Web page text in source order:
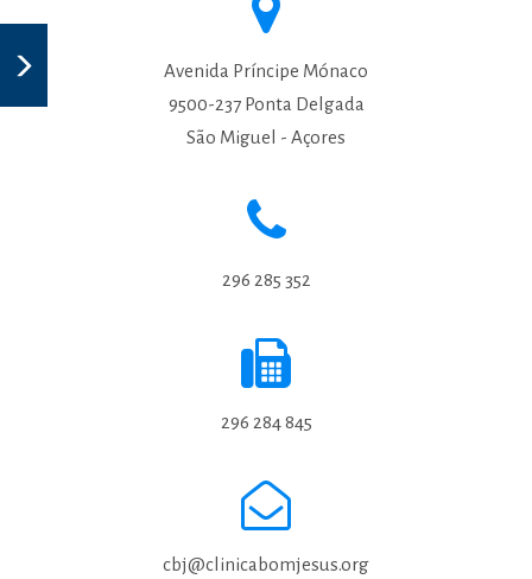
Avenida Príncipe Mónaco
9500-237 Ponta Delgada
São Miguel - Açores
296 285 352
296 284 845
cbj@clinicabomjesus.org